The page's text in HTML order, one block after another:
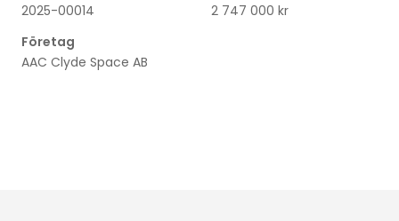
2025-00014
Företag
AAC Clyde Space AB
2 747 000 kr